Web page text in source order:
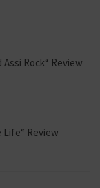
Assi Rock“ Review
Life“ Review